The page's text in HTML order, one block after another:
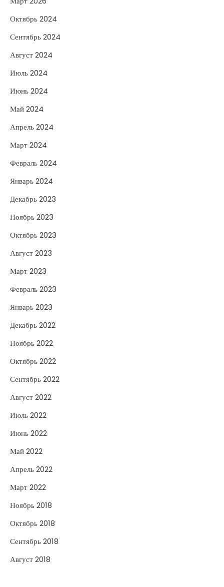
Октябрь 2024
Сентябрь 2024
Август 2024
Июль 2024
Июнь 2024
Май 2024
Апрель 2024
Март 2024
Февраль 2024
Январь 2024
Декабрь 2023
Ноябрь 2023
Октябрь 2023
Август 2023
Март 2023
Февраль 2023
Январь 2023
Декабрь 2022
Ноябрь 2022
Октябрь 2022
Сентябрь 2022
Август 2022
Июль 2022
Июнь 2022
Май 2022
Апрель 2022
Март 2022
Ноябрь 2018
Октябрь 2018
Сентябрь 2018
Август 2018